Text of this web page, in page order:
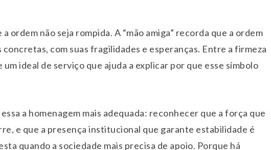
ordem não seja rompida. A “mão amiga” recorda que a ordem
com suas fragilidades e esperanças. Entre a firmeza
ideal de serviço que ajuda a explicar por que esse símbolo
a homenagem mais adequada: reconhecer que a força que
e que a presença institucional que garante estabilidade é
quando a sociedade mais precisa de apoio. Porque há